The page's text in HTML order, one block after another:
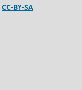
CC-BY-SA